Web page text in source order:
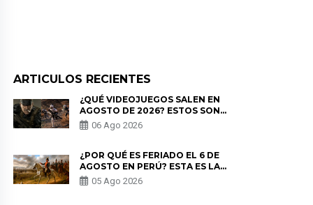
ARTICULOS RECIENTES
¿QUÉ VIDEOJUEGOS SALEN EN
AGOSTO DE 2026? ESTOS SON
LOS ESTRENOS MÁS ESPERADOS
06 Ago 2026
¿POR QUÉ ES FERIADO EL 6 DE
AGOSTO EN PERÚ? ESTA ES LA
HISTORIA
05 Ago 2026